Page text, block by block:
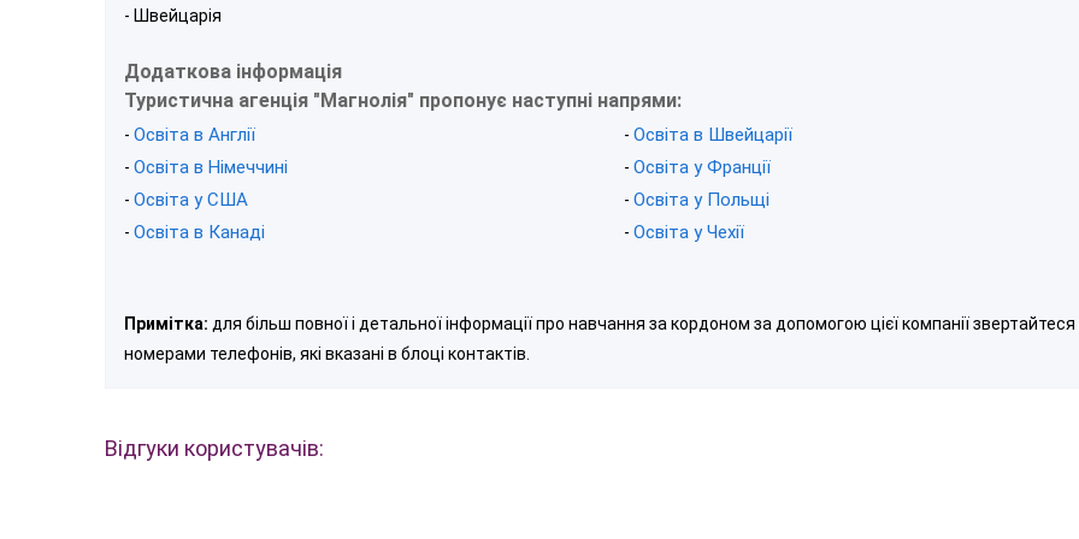
- Швейцарія
Додаткова інформація
Туристична агенція "Магнолія" пропонує наступні напрями:
- Освіта в Англії
- Освіта в Німеччині
- Освіта у США
- Освіта в Канаді
- Освіта в Швейцарії
- Освіта у Франції
- Освіта у Польщі
- Освіта у Чехії
Примітка: для більш повної і детальної інформації про навчання за кордоном за допомогою цієї компанії звертайтеся
номерами телефонів, які вказані в блоці контактів.
Відгуки користувачів: